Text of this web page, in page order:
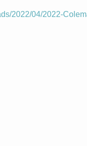
2022/04/2022-